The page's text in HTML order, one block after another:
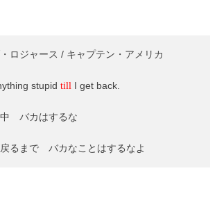
ロジャース / キャプテン・アメリカ
stupid till I get back.
バカはするな
るまで バカなことはするなよ